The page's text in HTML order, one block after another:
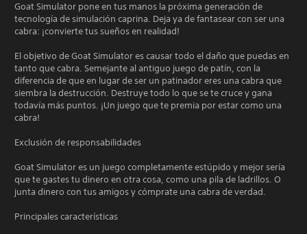
Goat Simulator pone en tus manos la próxima generación de
tecnología de simulación caprina. Deja ya de fantasear con ser una
cabra: ¡convierte tus sueños en realidad!
El objetivo de Goat Simulator es causar todo el daño que puedas en
tanto que cabra. Semejante al antiguo juego de patín, con la
diferencia de que en lugar de ser un patinador eres una cabra que
siembra la destrucción. Destruye todo lo que se te cruce y gana
todavía más puntos. ¡Un juego que te premia por estar como una
cabra!
Exclusión de responsabilidades
Goat Simulator es un juego completamente estúpido y mejor sería
que te gastes tu dinero en otra cosa, como una pila de ladrillos. O
junta dinero con tus amigos y cómprate una cabra de verdad.
Principales características